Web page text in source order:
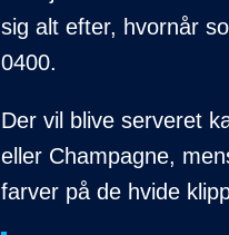
sig alt efter, hvornår
0400.
Der vil blive serveret
eller Champagne,
farver på de hvide